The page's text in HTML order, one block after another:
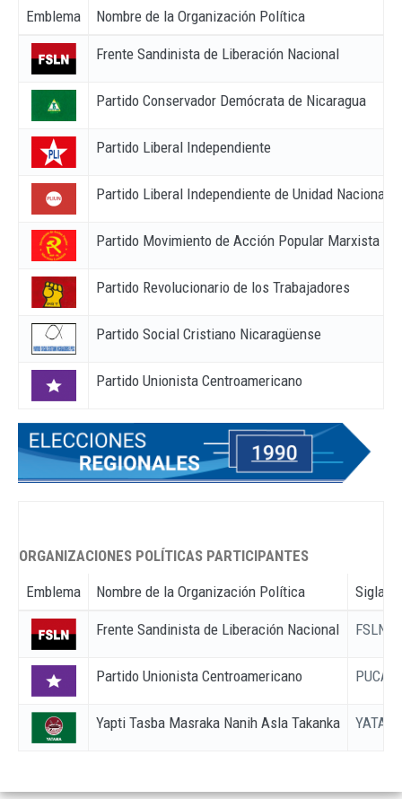
Emblema
Nombre de la Organización Política
Frente Sandinista de Liberación Nacional
Partido Conservador Demócrata de Nicaragua
Partido Liberal Independiente
Partido Liberal Independiente de Unidad Nacional
Partido Movimiento de Acción Popular Marxista
Partido Revolucionario de los Trabajadores
Partido Social Cristiano Nicaragüense
Partido Unionista Centroamericano
ORGANIZACIONES POLÍTICAS PARTICIPANTES
Emblema
Nombre de la Organización Política Siglas
Frente Sandinista de Liberación Nacional FSLN
Partido Unionista Centroamericano PUCA
Yapti Tasba Masraka Nanih Asla Takanka